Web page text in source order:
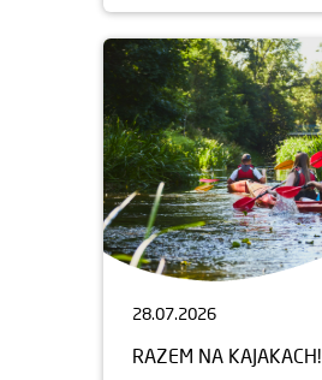
28.07.2026
RAZEM NA KAJAKACH!